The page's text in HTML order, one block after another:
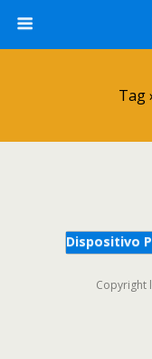
Tag
Dispositivo
Copyright